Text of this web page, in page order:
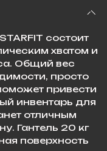
состоит
хватом и
Общий вес
просто
привести
инвентарь для
отличным
Гантель 20 кг
поверхность